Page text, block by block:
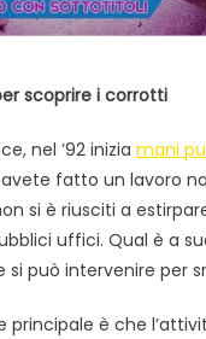
scoprire i corrotti
nel ’92 inizia mani
fatto un lavoro
si è riusciti a
uffici. Qual è a
si può intervenire per
principale è che